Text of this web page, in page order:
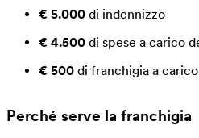
€ 5.000 di indennizzo
€ 4.500 di spese a carico
€ 500 di franchigia a
Perché serve la franchigia